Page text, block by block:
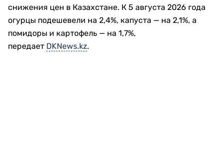
снижения цен в Казахстане. К 5 августа 2026 года
огурцы подешевели на 2,4%, капуста — на 2,1%, а
помидоры и картофель — на 1,7%,
передает DKNews.kz.